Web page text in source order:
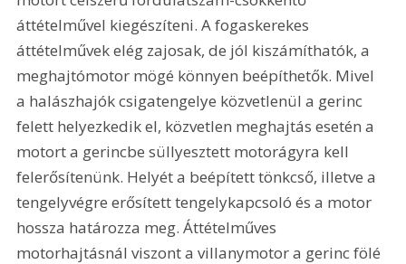
áttételművel kiegészíteni. A fogaskerekes
áttételművek elég zajosak, de jól kiszámíthatók, a
meghajtómotor mögé könnyen beépíthetők. Mivel
a halászhajók csigatengelye közvetlenül a gerinc
felett helyezkedik el, közvetlen meghajtás esetén a
motort a gerincbe süllyesztett motorágyra kell
felerősítenünk. Helyét a beépített tönkcső, illetve a
tengelyvégre erősített tengelykapcsoló és a motor
hossza határozza meg. Áttételműves
motorhajtásnál viszont a villanymotor a gerinc fölé